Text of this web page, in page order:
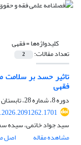
کلیدواژه‌ها =فقهی
تعداد مقالات: 2
تاثیر حسد بر سلامت
فقهی
دوره 8، شماره 28، تابستان 1405، صفحه
سید جواد خاتمی، سیده
مشاهده مقاله
اصل